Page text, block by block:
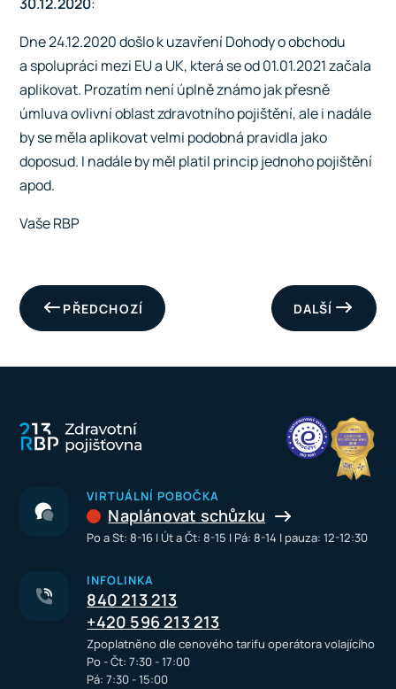
Dne 24.12.2020 došlo k uzavření Dohody o obchodu
a spolupráci mezi EU a UK, která se od 01.01.2021 začala
aplikovat. Prozatím není úplně známo jak přesně
úmluva ovlivní oblast zdravotního pojištění, ale i nadále
by se měla aplikovat velmi podobná pravidla jako
doposud. I nadále by měl platil princip jednoho pojištění
apod.
Vaše RBP
DALŠÍ
PŘEDCHOZÍ
VIRTUÁLNÍ POBOČKA
Naplánovat schůzku
Po a St: 8-16 I Út a Čt: 8-15 I Pá: 8-14 I pauza: 12-12:30
INFOLINKA
840 213 213
+420 596 213 213
Zpoplatněno dle cenového tarifu operátora volajícího
Po - Čt: 7:30 - 17:00
Pá: 7:30 - 15:00